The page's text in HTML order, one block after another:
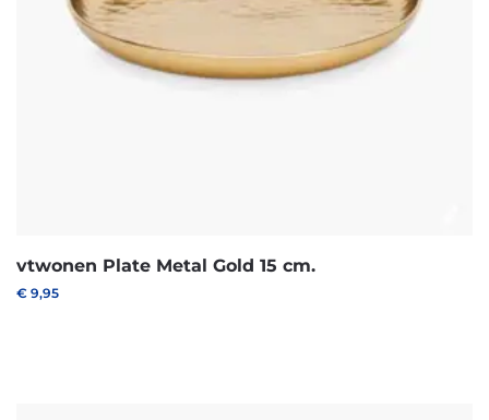
vtwonen Plate Metal Gold 15 cm.
€ 9,95